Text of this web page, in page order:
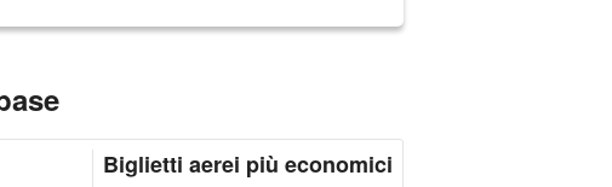
Biglietti aerei più economici